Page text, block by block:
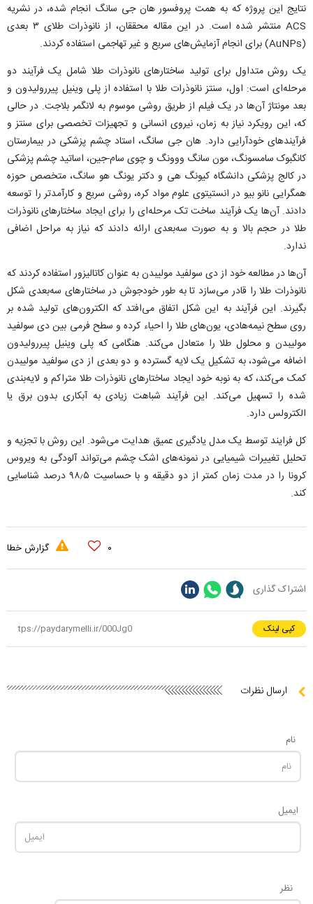
نتایج این پروژه که به همت پروفسور هان جی سانگ انجام شده، در نشریه
ACS منتشر شده است. در این مقاله محققان، از نانوذرات طلای ۳ بعدی
(AuNPs) برای انجام آزمایش‌های سریع و غیر تهاجمی استفاده کردند.
یک روش متداول برای تولید ساختارهای نانوذرات طلا شامل یک فرآیند دو
مرحله‌ای است: اول، سنتز نانوذرات طلا با استفاده از پلی وینیل پیررولیدون و
بعد مونتاژ آن‌ها در یک فیلم از طریق روشی موسوم به لانگمر بلاجت. در حالی
که، این رویکرد نیاز به زمان، نیروی انسانی و تجهیزات تخصصی برای سنتز و
فرآیندهای خودآرایی دارد. هان جی سانگ، استاد چشم پزشکی در بیمارستان
کانگبوک سامسونگ، مون سانگ ووونگ و چوی سام-جین، اساتید چشم پزشکی
در کالج پزشکی دانشگاه کیونگ هی و دکتر یونگ هو سانگ، متخصص حوزه
همگرایی نانو بیو در انستیتوی علوم مواد کره، روشی سریع و کارآمدتر را توسعه
دادند. آن‌ها یک فرآیند ساخت تک مرحله‌ای را برای ایجاد ساختارهای نانوذرات
طلا در حجم بالا و به صورت سه‌بعدی ارائه دادند که نیاز به مراحل اضافی
ندارد.
آن‌ها در مطالعه خود از دی سولفید مولیبدن به عنوان کاتالیزور استفاده کردند که
نانوذرات طلا را قادر می‌سازد تا به طور خودجوش در ساختارهای سه‌بعدی شکل
بگیرند. این فرآیند به این شکل اتفاق می‌افتد که الکترون‌های تولید شده بر
روی سطح نیمه‌هادی، یون‌های طلا را احیاء کرده و سطح فرمی بین دی سولفید
مولیبدن و محلول طلا را متعادل می‌کند. هنگامی که پلی وینیل پیررولیدون
اضافه می‌شود، به تشکیل یک لایه گسترده و دو بعدی از دی سولفید مولیبدن
کمک می‌کند، که به نوبه خود ایجاد ساختارهای نانوذرات طلا متراکم و لایه‌بندی
شده را تسهیل می‌کند. این فرآیند شباهت زیادی به آبکاری بدون برق یا
الکترولس دارد.
کل فرایند توسط یک مدل یادگیری عمیق هدایت می‌شود. این روش با تجزیه و
تحلیل تغییرات شیمیایی در نمونه‌های اشک چشم می‌تواند آلودگی به ویروس
کرونا را در مدت زمان کمتر از دو دقیقه و با حساسیت ۹۸٫۵ درصد شناسایی
کند.
۰ گزارش خطا
اشتراک گذاری
کپی لینک
ارسال نظرات
نام
ایمیل
نظر